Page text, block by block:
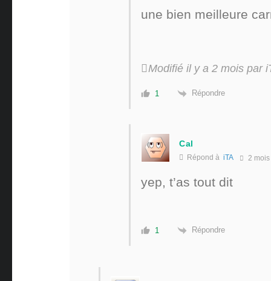
une bien meilleure
Modifié il y a 2 mois par
1 Répondre
Cal
Répond à iTA 2 mois
yep, t’as tout dit
1 Répondre